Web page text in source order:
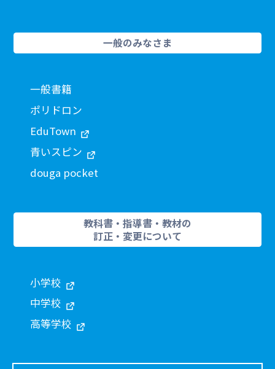
一般のみなさま
一般書籍
ポリドロン
EduTown
青いスピン
douga pocket
教科書・指導書・教材の
訂正・変更について
小学校
中学校
高等学校